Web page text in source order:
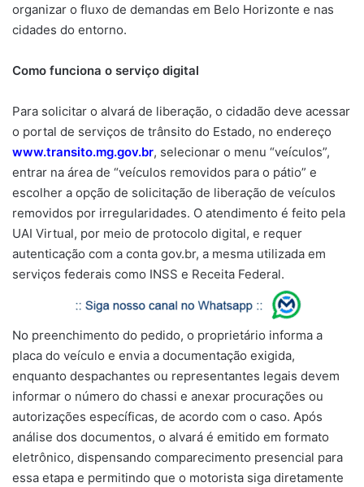
organizar o fluxo de demandas em Belo Horizonte e nas
cidades do entorno.
Como funciona o serviço digital
Para solicitar o alvará de liberação, o cidadão deve acessar
o portal de serviços de trânsito do Estado, no endereço
www.transito.mg.gov.br, selecionar o menu “veículos”,
entrar na área de “veículos removidos para o pátio” e
escolher a opção de solicitação de liberação de veículos
removidos por irregularidades. O atendimento é feito pela
UAI Virtual, por meio de protocolo digital, e requer
autenticação com a conta gov.br, a mesma utilizada em
serviços federais como INSS e Receita Federal.
No preenchimento do pedido, o proprietário informa a
placa do veículo e envia a documentação exigida,
enquanto despachantes ou representantes legais devem
informar o número do chassi e anexar procurações ou
autorizações específicas, de acordo com o caso. Após
análise dos documentos, o alvará é emitido em formato
eletrônico, dispensando comparecimento presencial para
essa etapa e permitindo que o motorista siga diretamente